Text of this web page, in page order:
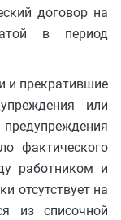
договор на
в период
и прекратившие
или
фактического
работником и
отсутствует на
из списочной